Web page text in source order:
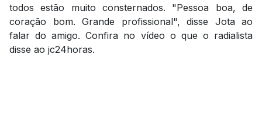
todos estão muito consternados. "Pessoa boa, de
coração bom. Grande profissional", disse Jota ao
falar do amigo. Confira no vídeo o que o radialista
disse ao jc24horas.